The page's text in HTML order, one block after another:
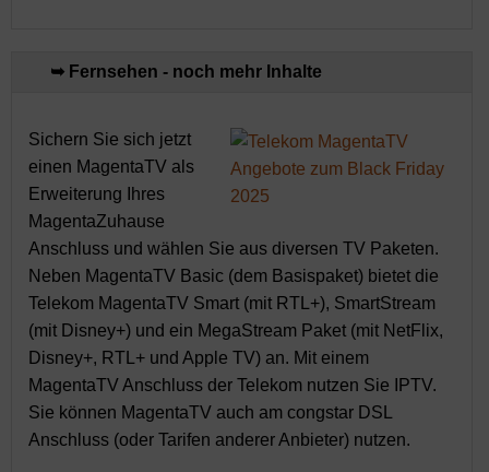
➥ Fernsehen - noch mehr Inhalte
Sichern Sie sich jetzt
einen MagentaTV als
Erweiterung Ihres
MagentaZuhause
Anschluss und wählen Sie aus diversen TV Paketen.
Neben MagentaTV Basic (dem Basispaket) bietet die
Telekom MagentaTV Smart (mit RTL+), SmartStream
(mit Disney+) und ein MegaStream Paket (mit NetFlix,
Disney+, RTL+ und Apple TV) an. Mit einem
MagentaTV Anschluss der Telekom nutzen Sie IPTV.
Sie können MagentaTV auch am congstar DSL
Anschluss (oder Tarifen anderer Anbieter) nutzen.